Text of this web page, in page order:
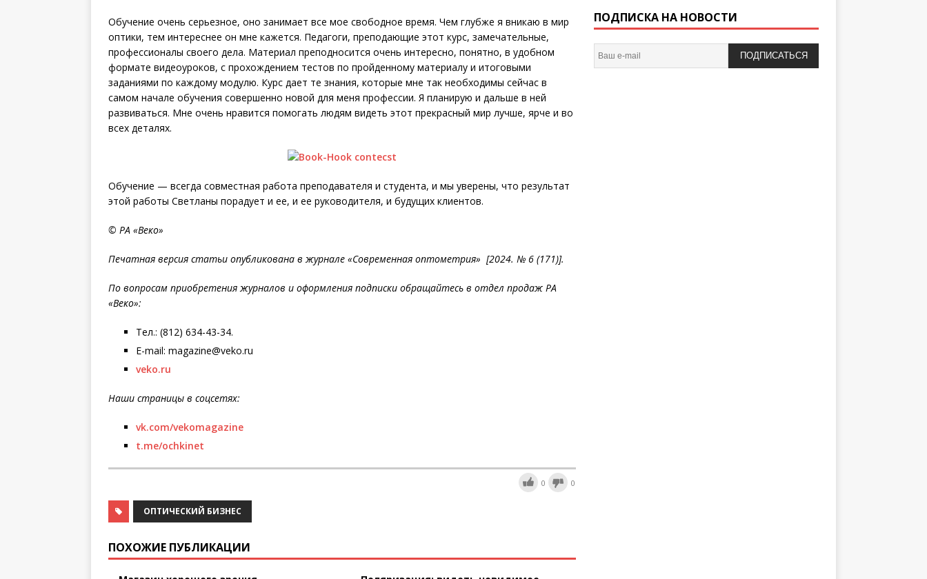
Обучение очень серьезное, оно занимает все мое свободное время. Чем глубже я вникаю в мир
оптики, тем интереснее он мне кажется. Педагоги, преподающие этот курс, замечательные,
профессионалы своего дела. Материал преподносится очень интересно, понятно, в удобном
формате видеоуроков, с прохождением тестов по пройденному материалу и итоговыми
заданиями по каждому модулю. Курс дает те знания, которые мне так необходимы сейчас в
самом начале обучения совершенно новой для меня профессии. Я планирую и дальше в ней
развиваться. Мне очень нравится помогать людям видеть этот прекрасный мир лучше, ярче и во
всех деталях.
Обучение — всегда совместная работа преподавателя и студента, и мы уверены, что результат
этой работы Светланы порадует и ее, и ее руководителя, и будущих клиентов.
© РА «Веко»
Печатная версия статьи опубликована в журнале «Современная оптометрия» [2024. № 6 (171)].
По вопросам приобретения журналов и оформления подписки обращайтесь в отдел продаж РА
«Веко»:
Тел.: (812) 634-43-34.
E-mail: magazine@veko.ru
veko.ru
Наши страницы в соцсетях:
vk.com/vekomagazine
t.me/ochkinet
0 0
ОПТИЧЕСКИЙ БИЗНЕС
ПОХОЖИЕ ПУБЛИКАЦИИ
ПОДПИСКА НА НОВОСТИ
ПОДПИСАТЬСЯ